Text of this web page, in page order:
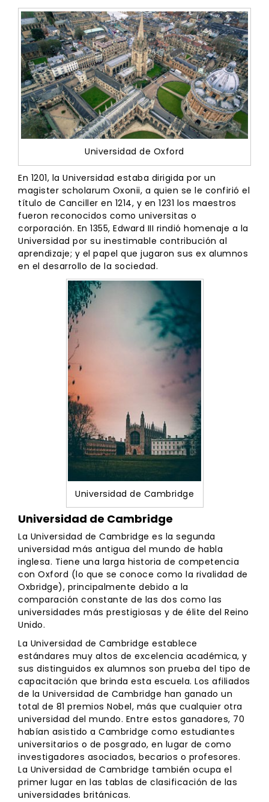
Universidad de Oxford
En 1201, la Universidad estaba dirigida por un
magister scholarum Oxonii, a quien se le confirió el
título de Canciller en 1214, y en 1231 los maestros
fueron reconocidos como universitas o
corporación. En 1355, Edward III rindió homenaje a la
Universidad por su inestimable contribución al
aprendizaje; y el papel que jugaron sus ex alumnos
en el desarrollo de la sociedad.
Universidad de Cambridge
Universidad de Cambridge
La Universidad de Cambridge es la segunda
universidad más antigua del mundo de habla
inglesa. Tiene una larga historia de competencia
con Oxford (lo que se conoce como la rivalidad de
Oxbridge), principalmente debido a la
comparación constante de las dos como las
universidades más prestigiosas y de élite del Reino
Unido.
La Universidad de Cambridge establece
estándares muy altos de excelencia académica, y
sus distinguidos ex alumnos son prueba del tipo de
capacitación que brinda esta escuela. Los afiliados
de la Universidad de Cambridge han ganado un
total de 81 premios Nobel, más que cualquier otra
universidad del mundo. Entre estos ganadores, 70
habían asistido a Cambridge como estudiantes
universitarios o de posgrado, en lugar de como
investigadores asociados, becarios o profesores.
La Universidad de Cambridge también ocupa el
primer lugar en las tablas de clasificación de las
universidades británicas.